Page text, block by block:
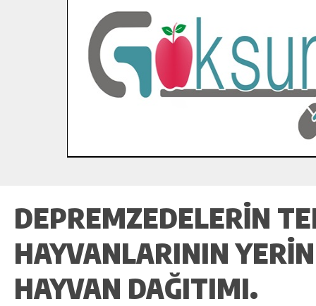
İlçe Jandarma Komutanı Karakaya’dan
Bertiz’in Yeni Köprüsünde Sona Doğru.
DEPREMZEDELERİN
HAYVANLARININ
HAYVAN DAĞITIMI.